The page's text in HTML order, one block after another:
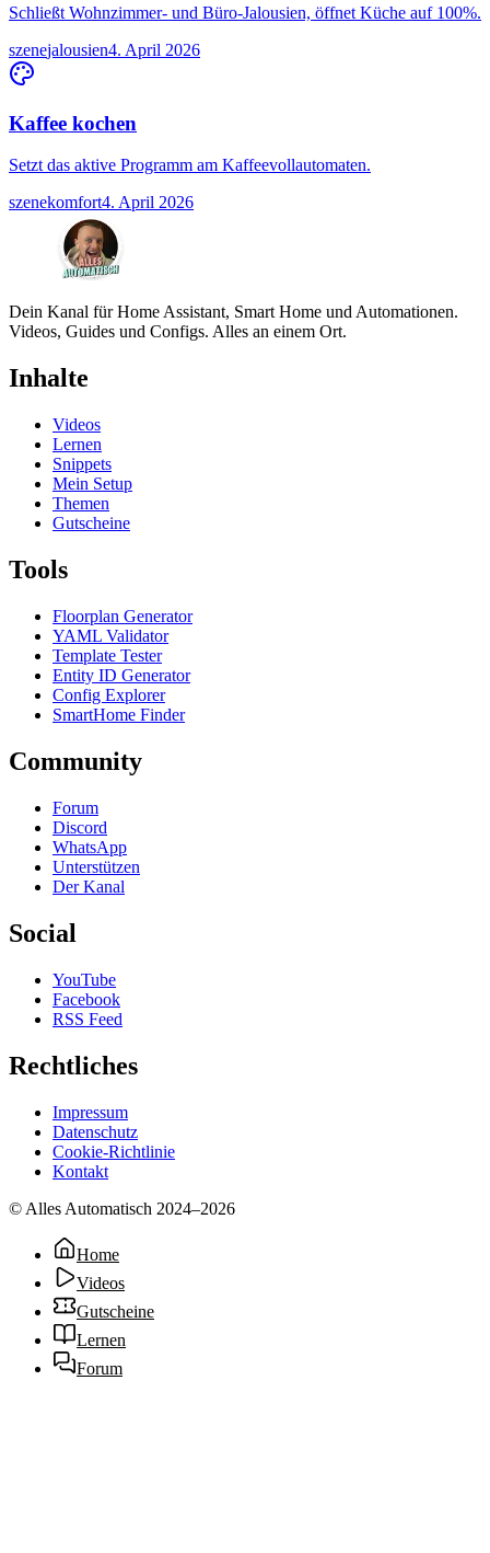
Schließt Wohnzimmer- und Büro-Jalousien, öffnet Küche auf 100%.
szenejalousien4. April 2026
Kaffee kochen
Setzt das aktive Programm am Kaffeevollautomaten.
szenekomfort4. April 2026
Dein Kanal für Home Assistant, Smart Home und Automationen.
Videos, Guides und Configs. Alles an einem Ort.
Inhalte
Videos
Lernen
Snippets
Mein Setup
Themen
Gutscheine
Tools
Floorplan Generator
YAML Validator
Template Tester
Entity ID Generator
Config Explorer
SmartHome Finder
Community
Forum
Discord
WhatsApp
Unterstützen
Der Kanal
Social
YouTube
Facebook
RSS Feed
Rechtliches
Impressum
Datenschutz
Cookie-Richtlinie
Kontakt
© Alles Automatisch 2024–2026
Home
Videos
Gutscheine
Lernen
Forum